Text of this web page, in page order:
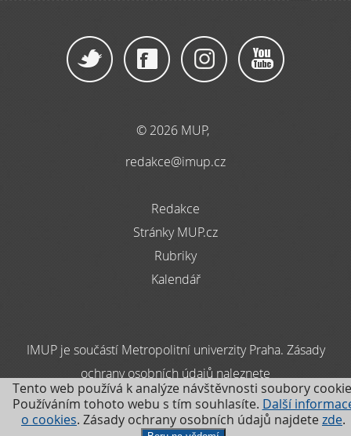
© 2026 MUP,
redakce@imup.cz
Redakce
Stránky MUP.cz
Rubriky
Kalendář
IMUP je součástí Metropolitní univerzity Praha. Zásady
ochrany osobních údajů naleznete
zde
.
Tento web používá k analýze návštěvnosti soubory
Používáním tohoto webu s tím souhlasíte. Další
o cookies. Zásady ochrany osobních údajů najdetezde.